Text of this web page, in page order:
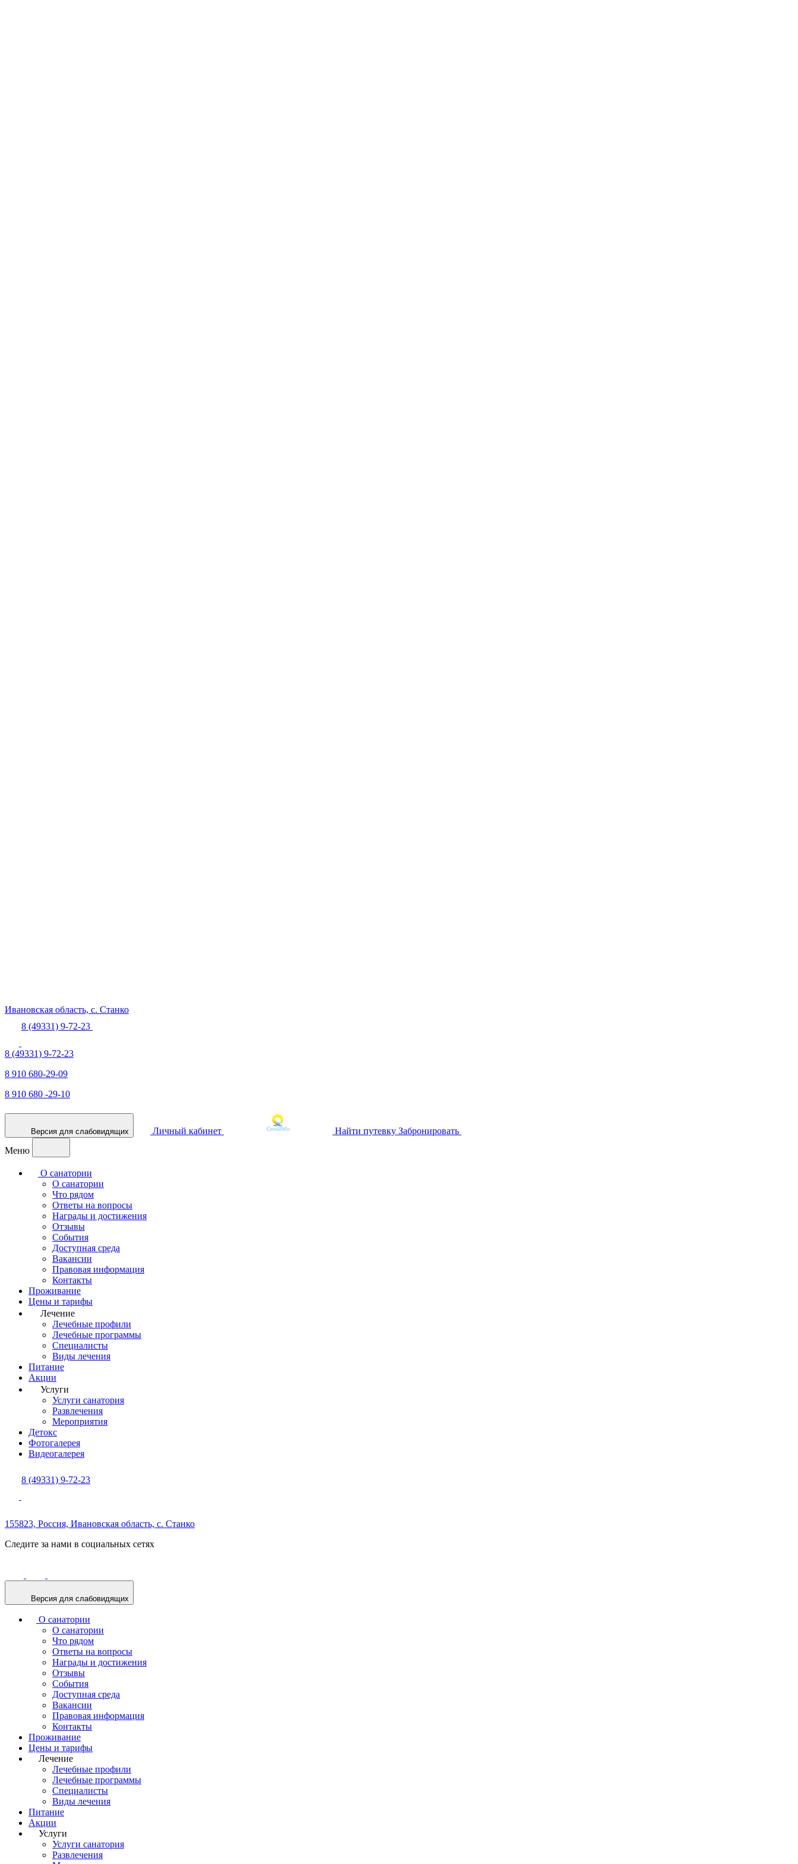
Ивановская область, с. Станко
8 (49331) 9-72-23
8 (49331) 9-72-23
8 910 680-29-09
8 910 680 -29-10
Версия для слабовидящих Личный кабинет Найти путевку Забронировать
Меню
О санатории
О санатории
Что рядом
Ответы на вопросы
Награды и достижения
Отзывы
События
Доступная среда
Вакансии
Правовая информация
Контакты
Проживание
Цены и тарифы
Лечение
Лечебные профили
Лечебные программы
Специалисты
Виды лечения
Питание
Акции
Услуги
Услуги санатория
Развлечения
Мероприятия
Детокс
Фотогалерея
Видеогалерея
8 (49331) 9-72-23
155823, Россия, Ивановская область, с. Станко
Следите за нами в социальных сетях
Версия для слабовидящих
О санатории
О санатории
Что рядом
Ответы на вопросы
Награды и достижения
Отзывы
События
Доступная среда
Вакансии
Правовая информация
Контакты
Проживание
Цены и тарифы
Лечение
Лечебные профили
Лечебные программы
Специалисты
Виды лечения
Питание
Акции
Услуги
Услуги санатория
Развлечения